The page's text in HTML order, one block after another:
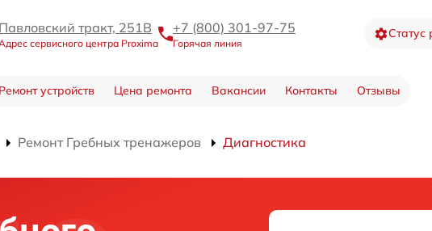
Павловский тракт, 251В
сервисного центра Proxima
+7 (800) 301-97-75
Горячая линия
Статус
устройств Цена ремонта Вакансии Контакты Отзывы
Ремонт Гребных тренажеров Диагностика